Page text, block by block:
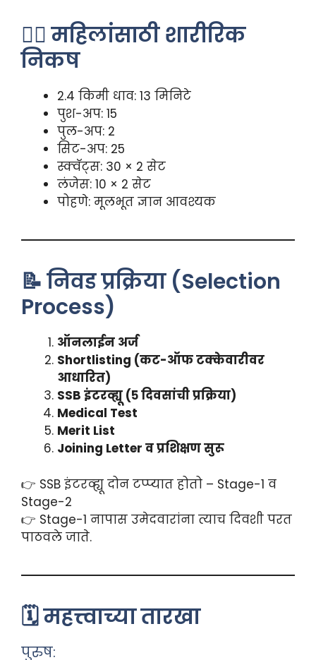
🏃‍♀️ महिलांसाठी शारीरिक
निकष
2.4 किमी धाव: 13 मिनिटे
पुश-अप: 15
पुल-अप: 2
सिट-अप: 25
स्क्वॅट्स: 30 × 2 सेट
लंजेस: 10 × 2 सेट
पोहणे: मूलभूत ज्ञान आवश्यक
📝 निवड प्रक्रिया (Selection
Process)
ऑनलाईन अर्ज
Shortlisting (कट-ऑफ टक्केवारीवर
आधारित)
SSB इंटरव्ह्यू (५ दिवसांची प्रक्रिया)
Medical Test
Merit List
Joining Letter व प्रशिक्षण सुरू
👉 SSB इंटरव्ह्यू दोन टप्प्यात होतो – Stage-1 व
Stage-2
👉 Stage-1 नापास उमेदवारांना त्याच दिवशी परत
पाठवले जाते.
🗓️ महत्त्वाच्या तारखा
पुरुष: